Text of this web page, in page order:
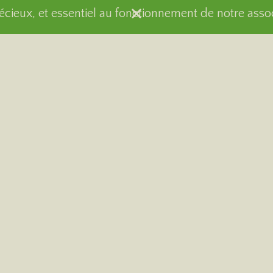
et essentiel au fonctionnement de notre